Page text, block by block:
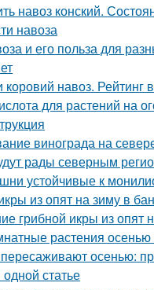
навоз конский.
навоза
и его польза для
коровий навоз. Рейтинг
для растений на
винограда на
рады северным
устойчивые к
из опят на зиму в
грибной икры из опят
растения
осенью:
статье